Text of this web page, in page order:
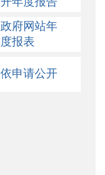
政府网站年
度报表
依申请公开